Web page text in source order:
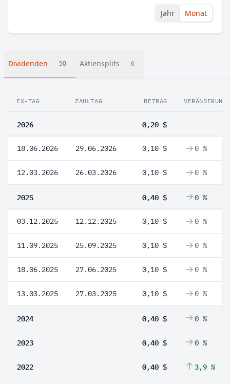
Jahr Monat
Dividenden 50 Aktiensplits 6
EX-TAG ZAHLTAG BETRAG VERÄNDERUNG
2026 0,20 $
18.06.2026 29.06.2026 0,10 $ 0 %
12.03.2026 26.03.2026 0,10 $ 0 %
2025 0,40 $ 0 %
03.12.2025 12.12.2025 0,10 $ 0 %
11.09.2025 25.09.2025 0,10 $ 0 %
18.06.2025 27.06.2025 0,10 $ 0 %
13.03.2025 27.03.2025 0,10 $ 0 %
2024 0,40 $ 0 %
2023 0,40 $ 0 %
2022 0,40 $ 3,9 %